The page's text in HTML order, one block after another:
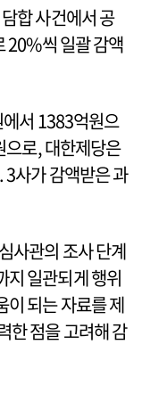
합 사건에서 공
20%씩 일괄 감액
서 1383억원으
로, 대한제당은
사가 감액받은 과
사관의 조사 단계
지 일관되게 행위
이 되는 자료를 제
한 점을 고려해 감